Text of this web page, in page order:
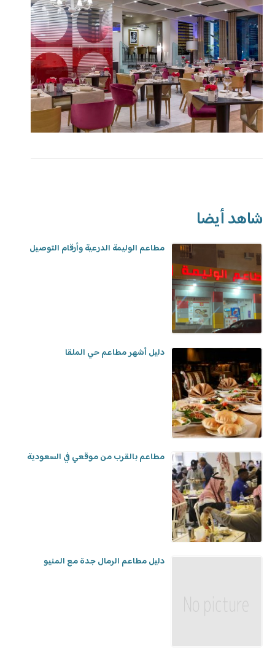
شاهد أيضا
مطاعم الوليمة الدرعية وأرقام التوصيل
دليل أشهر مطاعم حي الملقا
مطاعم بالقرب من موقعي في السعودية
دليل مطاعم الرمال جدة مع المنيو